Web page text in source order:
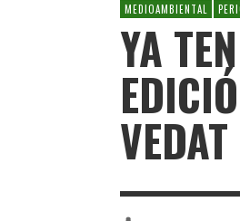
MEDIOAMBIENTAL
YA
VEDAT